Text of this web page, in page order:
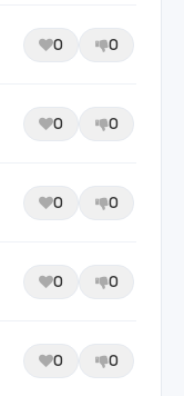
0 0
0 0
0 0
0 0
0 0